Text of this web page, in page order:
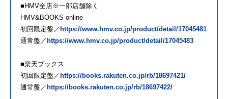
■HMV全店※一部店舗除く
HMV&BOOKS online
初回限定盤／ https://www.hmv.co.jp/product/detail/17045481
通常盤／ https://www.hmv.co.jp/product/detail/17045483
■楽天ブックス
初回限定盤／ https://books.rakuten.co.jp/rb/18697421/
通常盤／ https://books.rakuten.co.jp/rb/18697422/